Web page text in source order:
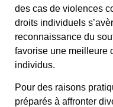
des cas de violences
droits individuels
reconnaissance du
favorise une meilleure
individus.
Pour des raisons
préparés à affronter